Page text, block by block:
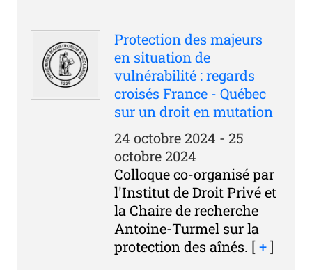
Protection des majeurs
en situation de
vulnérabilité : regards
croisés France - Québec
sur un droit en mutation
24 octobre 2024 - 25
octobre 2024
Colloque co-organisé par
l'Institut de Droit Privé et
la Chaire de recherche
Antoine-Turmel sur la
protection des aînés. [+]